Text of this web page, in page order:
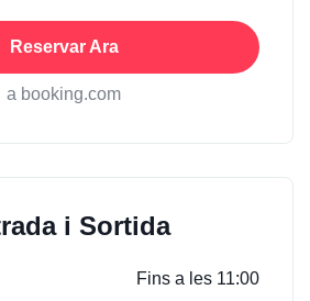
Reservar Ara
a booking.com
i Sortida
Fins a les 11:00